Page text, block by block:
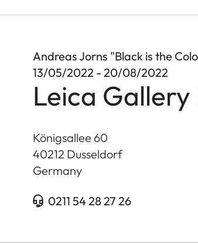
Andreas Jorns "Black is the
13/05/2022 - 20/08/2022
Leica
Königsallee 60
40212 Dusseldorf
Germany
0211 54 28 27 26